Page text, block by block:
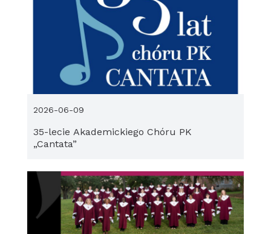
35-lecie Akademickiego Chóru PK
„Cantata”
2026-06-09